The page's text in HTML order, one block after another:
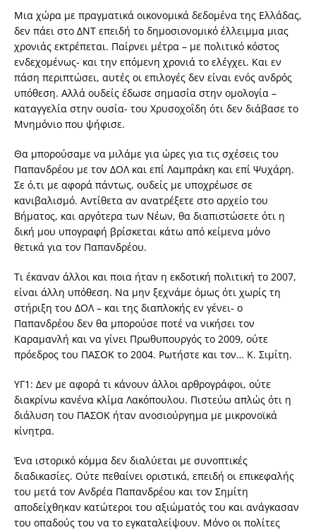
Μια χώρα με πραγματικά οικονομικά δεδομένα της Ελλάδας,
δεν πάει στο ΔΝΤ επειδή το δημοσιονομικό έλλειμμα μιας
χρονιάς εκτρέπεται. Παίρνει μέτρα – με πολιτικό κόστος
ενδεχομένως- και την επόμενη χρονιά το ελέγχει. Και εν
πάση περιπτώσει, αυτές οι επιλογές δεν είναι ενός ανδρός
υπόθεση. Αλλά ουδείς έδωσε σημασία στην ομολογία –
καταγγελία στην ουσία- του Χρυσοχοΐδη ότι δεν διάβασε το
Μνημόνιο που ψήφισε.
Θα μπορούσαμε να μιλάμε για ώρες για τις σχέσεις του
Παπανδρέου με τον ΔΟΛ και επί Λαμπράκη και επί Ψυχάρη.
Σε ό,τι με αφορά πάντως, ουδείς με υποχρέωσε σε
κανιβαλισμό. Αντίθετα αν ανατρέξετε στο αρχείο του
Βήματος, και αργότερα των Νέων, θα διαπιστώσετε ότι η
δική μου υπογραφή βρίσκεται κάτω από κείμενα μόνο
θετικά για τον Παπανδρέου.
Τι έκαναν άλλοι και ποια ήταν η εκδοτική πολιτική το 2007,
είναι άλλη υπόθεση. Να μην ξεχνάμε όμως ότι χωρίς τη
στήριξη του ΔΟΛ – και της διαπλοκής εν γένει- ο
Παπανδρέου δεν θα μπορούσε ποτέ να νικήσει τον
Καραμανλή και να γίνει Πρωθυπουργός το 2009, ούτε
πρόεδρος του ΠΑΣΟΚ το 2004. Ρωτήστε και τον… Κ. Σιμίτη.
ΥΓ1: Δεν με αφορά τι κάνουν άλλοι αρθρογράφοι, ούτε
διακρίνω κανένα κλίμα Λακόπουλου. Πιστεύω απλώς ότι η
διάλυση του ΠΑΣΟΚ ήταν ανοσιούργημα με μικρονοϊκά
κίνητρα.
Ένα ιστορικό κόμμα δεν διαλύεται με συνοπτικές
διαδικασίες. Ούτε πεθαίνει οριστικά, επειδή οι επικεφαλής
του μετά τον Ανδρέα Παπανδρέου και τον Σημίτη
αποδείχθηκαν κατώτεροι του αξιώματός του και ανάγκασαν
του οπαδούς του να το εγκαταλείψουν. Μόνο οι πολίτες